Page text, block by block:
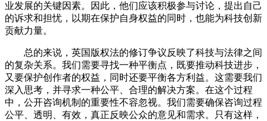
业发展的关键因素。因此，他们应该积极参与讨论，提出自己
的诉求和担忧，以期在保护自身权益的同时，也能为科技创新
贡献力量。
总的来说，英国版权法的修订争议反映了科技与法律之间
的复杂关系。我们需要寻找一种平衡点，既要推动科技进步，
又要保护创作者的权益，同时还要平衡各方利益。这需要我们
深入思考，并寻求一种公平、合理的解决方案。在这个过程
中，公开咨询机制的重要性不容忽视。我们需要确保咨询过程
公平、透明、有效，真正反映公众的意见和需求。只有这样，